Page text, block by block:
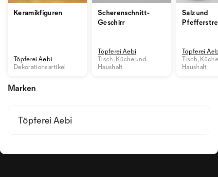
Keramikfiguren
Töpferei Aebi
Dekorationsartikel
Scherenschnitt-
Geschirr
Töpferei Aebi
Tisch, Küche und
Haushalt
Salz und
Töpferei
Tisch,
Haushalt
Marken
Töpferei Aebi